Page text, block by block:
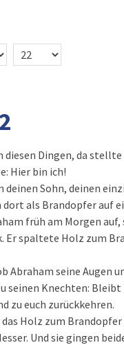
diesen Dingen, da
Hier bin ich!
deinen Sohn, deinen
als Brandopfer auf
früh am Morgen
Er spaltete Holz zum
Abraham seine Augen
seinen Knechten:
zu euch zurückkehren.
Holz zum
Und sie gingen